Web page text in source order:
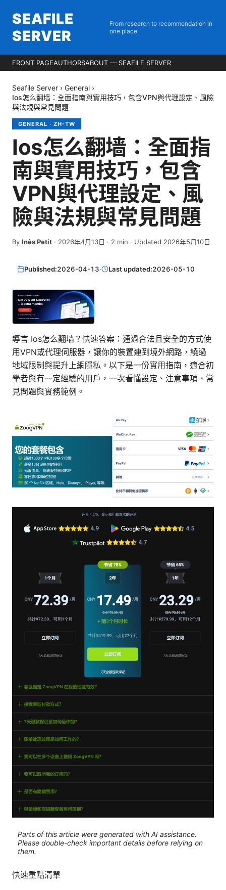
SEAFILE
SERVER
From research to recommendation in
one place.
FRONT PAGEAUTHORSABOUT — SEAFILE SERVER
Seafile Server › General ›
Ios怎么翻墙：全面指南與實用技巧，包含VPN與代理設定、風險
與法規與常見問題
GENERAL · ZH-TW
Ios怎么翻墙：全面指
南與實用技巧，包含
VPN與代理設定、風
險與法規與常見問題
By Inès Petit · 2026年4月13日 · 2 min · Updated 2026年5月10日
Published:2026-04-13· Last updated:2026-05-10
導言 Ios怎么翻墙？快速答案：通過合法且安全的方式使
用VPN或代理伺服器，讓你的裝置連到境外網路，繞過
地域限制與提升上網隱私。以下是一份實用指南，適合初
學者與有一定經驗的用戶，一次看懂設定、注意事項、常
見問題與實務範例。
Parts of this article were generated with AI assistance.
Please double-check important details before relying on
them.
快速重點清單